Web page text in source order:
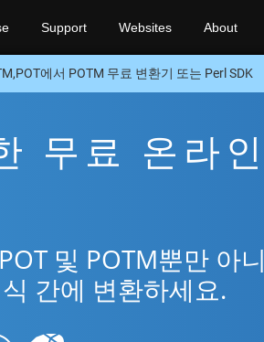
Support Websites About
에서 POTM 무료 변환기 또는 Perl SDK
무료 온라인
및 POTM뿐만 아니
간에 변환하세요.